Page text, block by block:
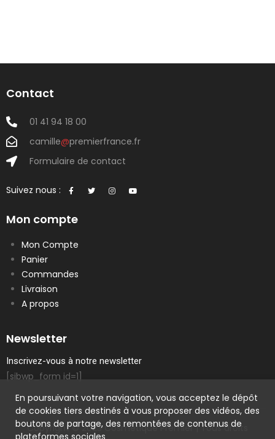
Contact
01 41 94 18 00
camille@premierfrance.fr
Formulaire de contact
Suivez nous :
Mon compte
Mon Compte
Panier
Commandes
Livraison
A propos
Newsletter
Inscrivez-vous à notre newsletter
[sibwp_form id=1]
Copyright © 2023 Cosmetique Premier | Tous droits
En poursuivant votre navigation, vous acceptez le dépôt
de cookies tiers destinés à vous proposer des vidéos, des
boutons de partage, des remontées de contenus de
plateformes sociales